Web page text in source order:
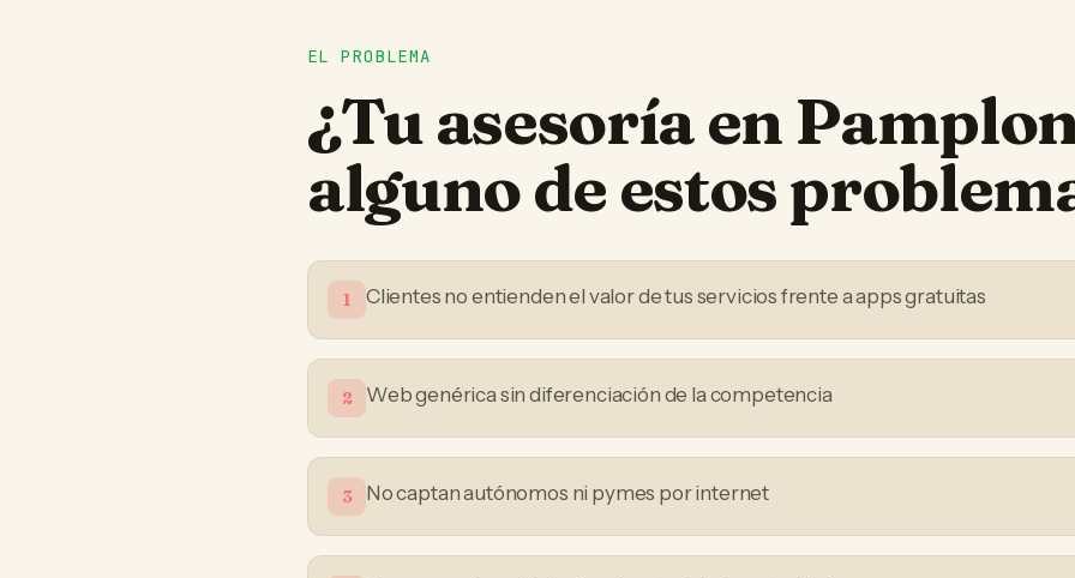
EL PROBLEMA
¿Tuasesoríaen
alguno de estos
1 Clientes no entienden el valor de tus servicios frente a apps gratuitas
2 Web genérica sin diferenciación de la competencia
3 No captan autónomos ni pymes por internet